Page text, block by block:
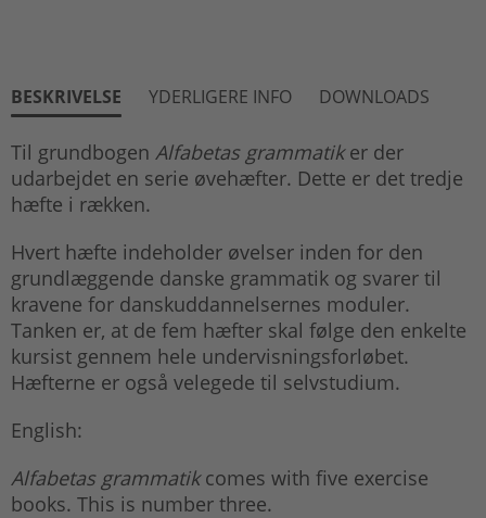
BESKRIVELSE YDERLIGERE INFO DOWNLOADS
Til grundbogen Alfabetas grammatiker der
udarbejdet en serie øvehæfter. Dette er det tredje
hæfte i rækken.
Hvert hæfte indeholder øvelser inden for den
grundlæggende danske grammatik og svarer til
kravene for danskuddannelsernes moduler.
Tanken er, at de fem hæfter skal følge den enkelte
kursist gennem hele undervisningsforløbet.
Hæfterne er også velegede til selvstudium.
English:
Alfabetas grammatikcomes with five exercise
books. This is number three.